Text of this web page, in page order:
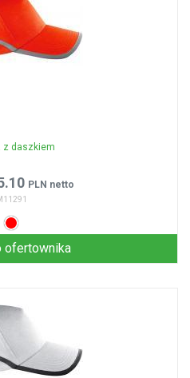
z daszkiem
PLN netto
ofertownika